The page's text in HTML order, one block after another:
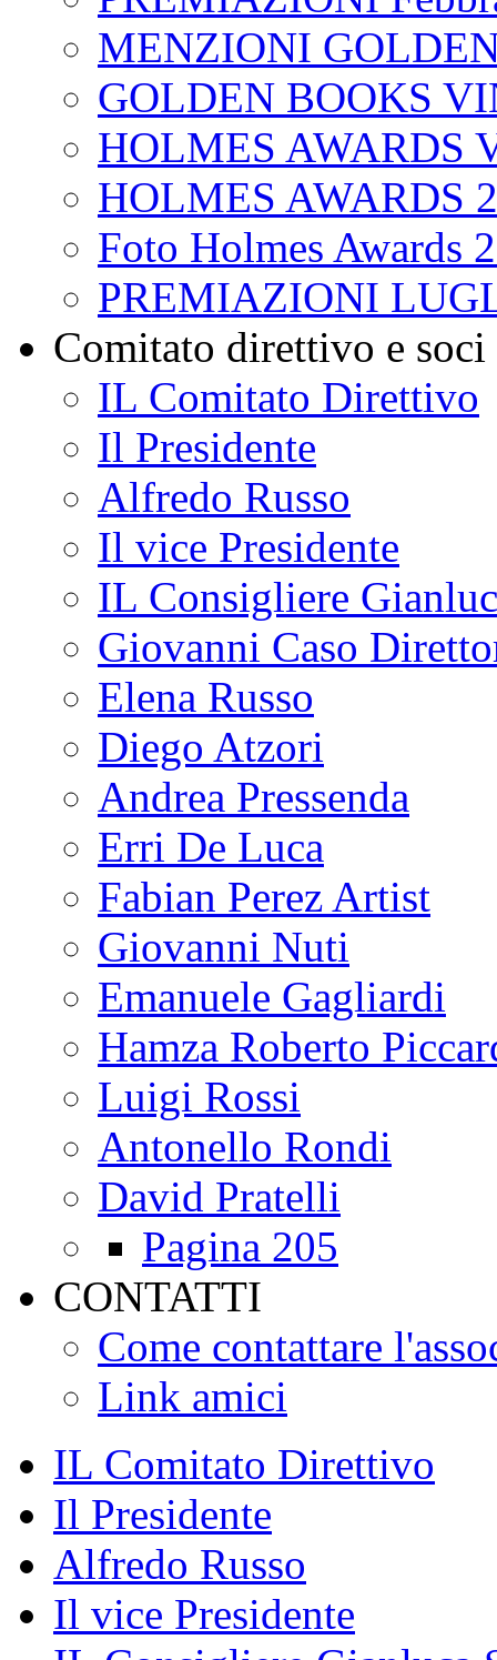
MENZIONI
GOLDEN BOOKS
HOLMES AWARDS
HOLMES AWARDS
Foto Holmes Awards
PREMIAZIONI
Comitato direttivo e
IL Comitato Direttivo
Il Presidente
Alfredo Russo
Il vice Presidente
IL Consigliere
Giovanni Caso
Elena Russo
Diego Atzori
Andrea Pressenda
Erri De Luca
Fabian Perez Artist
Giovanni Nuti
Emanuele Gagliardi
Hamza Roberto
Luigi Rossi
Antonello Rondi
David Pratelli
Pagina 205
CONTATTI
Come contattare
Link amici
IL Comitato Direttivo
Il Presidente
Alfredo Russo
Il vice Presidente